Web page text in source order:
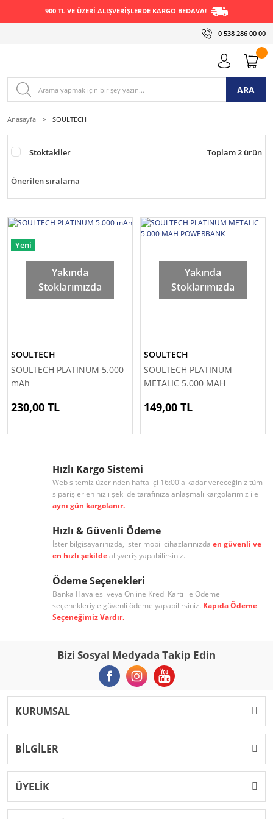
900 TL VE ÜZERİ ALIŞVERİŞLERDE KARGO BEDAVA!
0 538 286 00 00
ARA
Anasayfa SOULTECH
Stoktakiler Toplam 2 ürün
Yeni
Yakında
Stoklarımızda
SOULTECH
SOULTECH PLATINUM 5.000
mAh
230,00 TL
Yakında
Stoklarımızda
SOULTECH
SOULTECH PLATINUM
METALIC 5.000 MAH
149,00 TL
Hızlı Kargo Sistemi
Web sitemiz üzerinden hafta içi 16:00'a kadar vereceğiniz tüm
siparişler en hızlı şekilde tarafınıza anlaşmalı kargolarımız ile
aynı gün kargolanır.
Hızlı & Güvenli Ödeme
İster bilgisayarınızda, ister mobil cihazlarınızda en güvenli ve
en hızlı şekildealışveriş yapabilirsiniz.
Ödeme Seçenekleri
Banka Havalesi veya Online Kredi Kartı ile Ödeme
seçenekleriyle güvenli ödeme yapabilirsiniz. Kapıda Ödeme
Seçeneğimiz Vardır.
Bizi Sosyal Medyada Takip Edin
KURUMSAL
BİLGİLER
ÜYELİK